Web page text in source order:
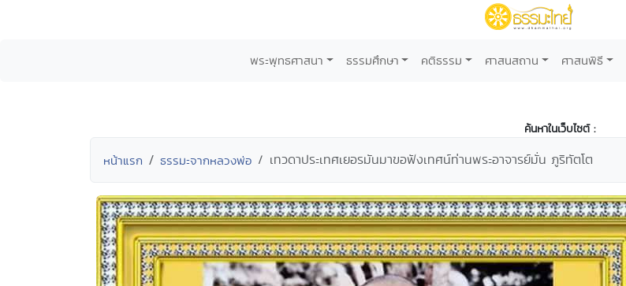
พระพุทธศาสนา ธรรมศึกษา คติธรรม ศาสนสถาน ศาสนพิธี
ค้นหาในเว็บไซต์ :
หน้าแรก ธรรมะจากหลวงพ่อ เทวดาประเทศเยอรมันมาขอฟังเทศน์ท่านพระอาจารย์มั่น ภูริทัตโต